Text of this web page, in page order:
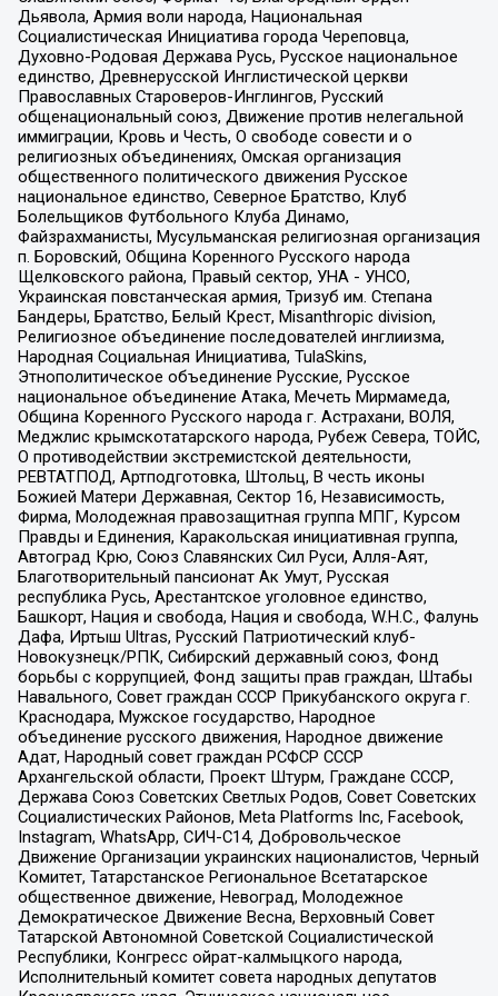
Дьявола, Армия воли народа, Национальная
Социалистическая Инициатива города Череповца,
Духовно-Родовая Держава Русь, Русское национальное
единство, Древнерусской Инглистической церкви
Православных Староверов-Инглингов, Русский
общенациональный союз, Движение против нелегальной
иммиграции, Кровь и Честь, О свободе совести и о
религиозных объединениях, Омская организация
общественного политического движения Русское
национальное единство, Северное Братство, Клуб
Болельщиков Футбольного Клуба Динамо,
Файзрахманисты, Мусульманская религиозная организация
п. Боровский, Община Коренного Русского народа
Щелковского района, Правый сектор, УНА - УНСО,
Украинская повстанческая армия, Тризуб им. Степана
Бандеры, Братство, Белый Крест, Misanthropic division,
Религиозное объединение последователей инглиизма,
Народная Социальная Инициатива, TulaSkins,
Этнополитическое объединение Русские, Русское
национальное объединение Атака, Мечеть Мирмамеда,
Община Коренного Русского народа г. Астрахани, ВОЛЯ,
Меджлис крымскотатарского народа, Рубеж Севера, ТОЙС,
О противодействии экстремистской деятельности,
РЕВТАТПОД, Артподготовка, Штольц, В честь иконы
Божией Матери Державная, Сектор 16, Независимость,
Фирма, Молодежная правозащитная группа МПГ, Курсом
Правды и Единения, Каракольская инициативная группа,
Автоград Крю, Союз Славянских Сил Руси, Алля-Аят,
Благотворительный пансионат Ак Умут, Русская
республика Русь, Арестантское уголовное единство,
Башкорт, Нация и свобода, Нация и свобода, W.H.С., Фалунь
Дафа, Иртыш Ultras, Русский Патриотический клуб-
Новокузнецк/РПК, Сибирский державный союз, Фонд
борьбы с коррупцией, Фонд защиты прав граждан, Штабы
Навального, Совет граждан СССР Прикубанского округа г.
Краснодара, Мужское государство, Народное
объединение русского движения, Народное движение
Адат, Народный совет граждан РСФСР СССР
Архангельской области, Проект Штурм, Граждане СССР,
Держава Союз Советских Светлых Родов, Совет Советских
Социалистических Районов, Meta Platforms Inc, Facebook,
Instagram, WhatsApp, СИЧ-С14, Добровольческое
Движение Организации украинских националистов, Черный
Комитет, Татарстанское Региональное Всетатарское
общественное движение, Невоград, Молодежное
Демократическое Движение Весна, Верховный Совет
Татарской Автономной Советской Социалистической
Республики, Конгресс ойрат-калмыцкого народа,
Исполнительный комитет совета народных депутатов